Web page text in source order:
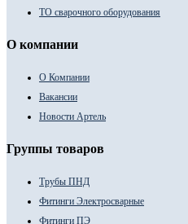
ТО сварочного оборудования
О компании
О Компании
Вакансии
Новости Артель
Группы товаров
Трубы ПНД
Фитинги Электросварные
Фитинги ПЭ